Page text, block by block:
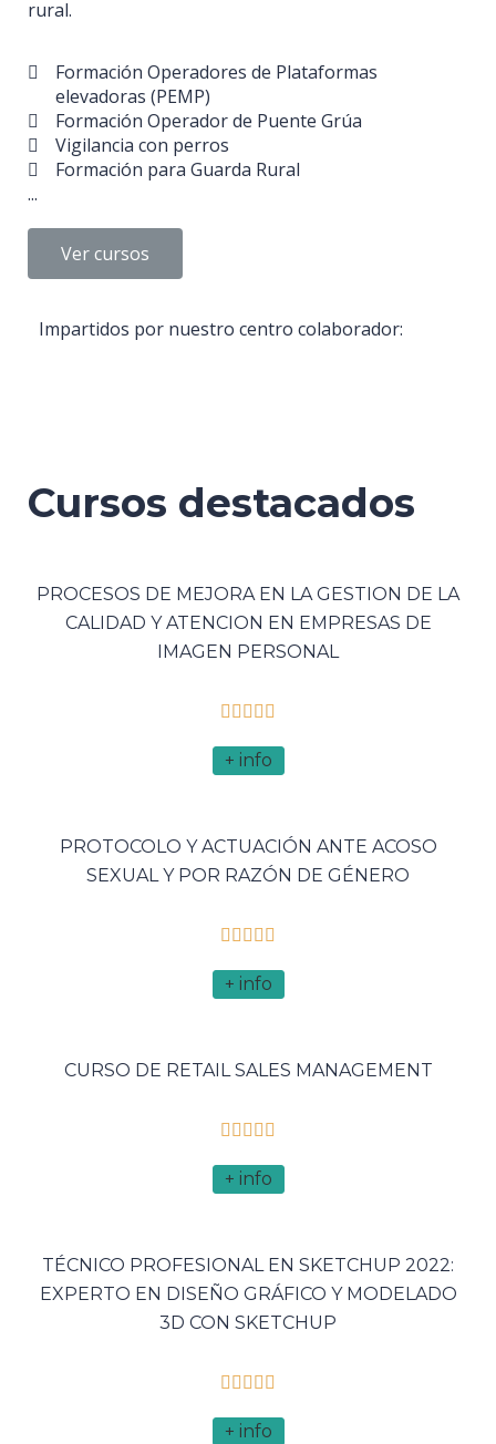
rural.
Formación Operadores de Plataformas
elevadoras (PEMP)
Formación Operador de Puente Grúa
Vigilancia con perros
Formación para Guarda Rural
...
Ver cursos
Impartidos por nuestro centro colaborador:
Cursos destacados
PROCESOS DE MEJORA EN LA GESTION DE LA
CALIDAD Y ATENCION EN EMPRESAS DE
IMAGEN PERSONAL
    
+ info
PROTOCOLO Y ACTUACIÓN ANTE ACOSO
SEXUAL Y POR RAZÓN DE GÉNERO
    
+ info
CURSO DE RETAIL SALES MANAGEMENT
    
+ info
TÉCNICO PROFESIONAL EN SKETCHUP 2022:
EXPERTO EN DISEÑO GRÁFICO Y MODELADO
3D CON SKETCHUP
    
+ info